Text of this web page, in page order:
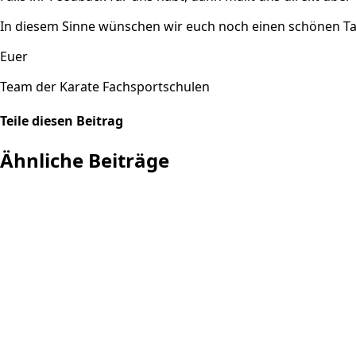
In diesem Sinne wünschen wir euch noch einen schönen
Euer
Team der Karate Fachsportschulen
Teile diesen Beitrag
Facebook
X
Pinterest
E-
Mail
Ähnliche Beiträge